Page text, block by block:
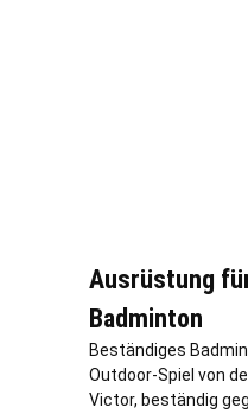
Ausrüstung
Badminton
Beständiges
Outdoor-Spiel von
Victor, beständig